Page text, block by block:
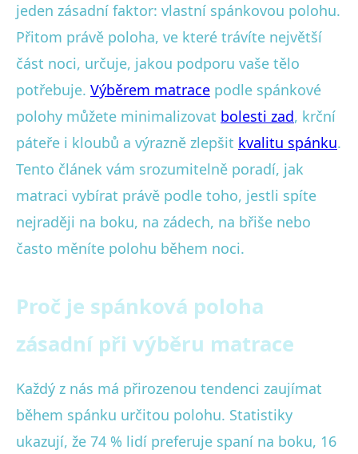
jeden zásadní faktor: vlastní spánkovou polohu.
Přitom právě poloha, ve které trávíte největší
část noci, určuje, jakou podporu vaše tělo
potřebuje. Výběrem matrace podle spánkové
polohy můžete minimalizovat bolesti zad, krční
páteře i kloubů a výrazně zlepšit kvalitu spánku.
Tento článek vám srozumitelně poradí, jak
matraci vybírat právě podle toho, jestli spíte
nejraději na boku, na zádech, na břiše nebo
často měníte polohu během noci.
Proč je spánková poloha
zásadní při výběru matrace
Každý z nás má přirozenou tendenci zaujímat
během spánku určitou polohu. Statistiky
ukazují, že 74 % lidí preferuje spaní na boku, 16